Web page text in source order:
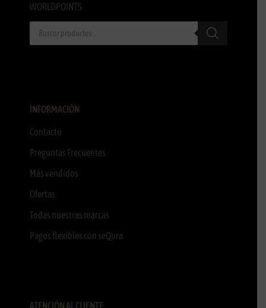
WORLDPOINTS
INFORMACIÓN
Contacto
Preguntas Frecuentes
Más vendidos
Ofertas
Todas nuestras marcas
Pagos flexibles con seQura
ATENCIÓN AL CLIENTE